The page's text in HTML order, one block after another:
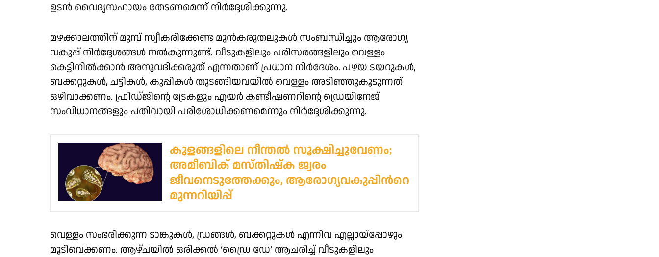
ഉടൻ വൈദ്യസഹായം തേടണമെന്ന് നിർദ്ദേശിക്കുന്നു.
മഴക്കാലത്തിന് മുമ്പ് സ്വീകരിക്കേണ്ട മുൻകരുതലുകൾ സംബന്ധിച്ചും ആരോഗ്യ
വകുപ്പ് നിർദ്ദേശങ്ങൾ നൽകുന്നുണ്ട്. വീടുകളിലും പരിസരങ്ങളിലും വെള്ളം
കെട്ടിനിൽക്കാൻ അനുവദിക്കരുത് എന്നതാണ് പ്രധാന നിർദേശം. പഴയ ടയറുകൾ,
ബക്കറ്റുകൾ, ചട്ടികൾ, കുപ്പികൾ തുടങ്ങിയവയിൽ വെള്ളം അടിഞ്ഞുകൂടുന്നത്
ഒഴിവാക്കണം. ഫ്രിഡ്ജിന്റെ ട്രേകളും എയർ കണ്ടീഷണറിന്റെ ഡ്രെയിനേജ്
സംവിധാനങ്ങളും പതിവായി പരിശോധിക്കണമെന്നും നിർദ്ദേശിക്കുന്നു.
കുളങ്ങളിലെ നീന്തൽ സൂക്ഷിച്ചുവേണം;
അമീബിക് മസ്തിഷ്ക ജ്വരം
ജീവനെടുത്തേക്കും, ആരോഗ്യവകുപ്പിന്‍റെ
മുന്നറിയിപ്പ്
വെള്ളം സംഭരിക്കുന്ന ടാങ്കുകൾ, ഡ്രങ്ങൾ, ബക്കറ്റുകൾ എന്നിവ എല്ലായ്പ്പോഴും
മൂടിവെക്കണം. ആഴ്ചയിൽ ഒരിക്കൽ ‘ഡ്രൈ ഡേ’ ആചരിച്ച് വീടുകളിലും